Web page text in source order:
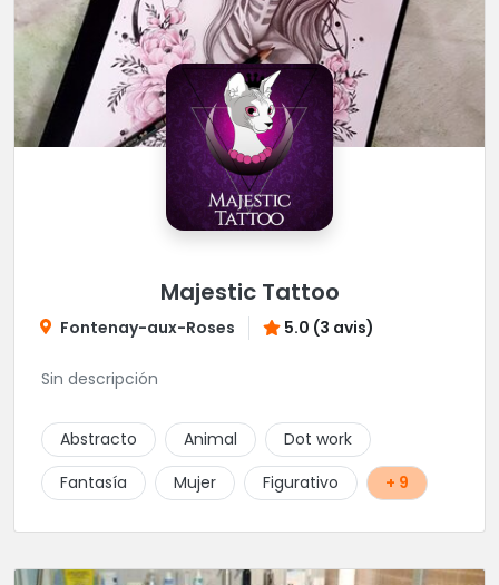
Majestic Tattoo
Fontenay-aux-Roses 5.0 (3 avis)
Sin descripción
Abstracto Animal
Dot work
Fantasía
Mujer Figurativo + 9